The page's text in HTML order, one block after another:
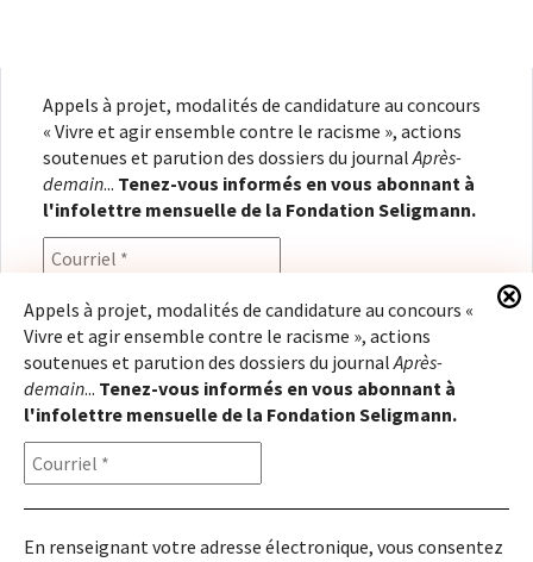
Appels à projet, modalités de candidature au concours
« Vivre et agir ensemble contre le racisme », actions
soutenues et parution des dossiers du journal Après-
demain... Tenez-vous informés en vous abonnant à
l'infolettre mensuelle de la Fondation Seligmann.
En renseignant votre adresse électronique, vous
consentez à recevoir l'infolettre de la Fondation
Seligmann, conformément à notrepolitique de
confidentialité. Il vous sera possible de vous
désabonner à tout moment.
Appels à projet, modalités de candidature au concours «
Vivre et agir ensemble contre le racisme », actions
soutenues et parution des dossiers du journalAprès-
demain... Tenez-vous informés en vous abonnant à
l'infolettre mensuelle de la Fondation Seligmann.
En renseignant votre adresse électronique, vous consentez